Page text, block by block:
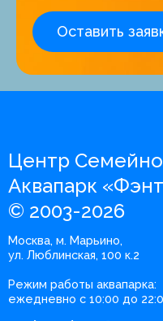
Оставить
Центр
Аквапарк
© 2003-2026
Москва, м. Марьино,
ул. Люблинская, 100 к.2
Режим работы аквапарка:
ежедневно с 10:00 до